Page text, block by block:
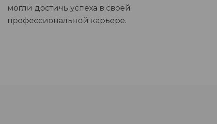
могли достичь успеха в своей
профессиональной карьере.